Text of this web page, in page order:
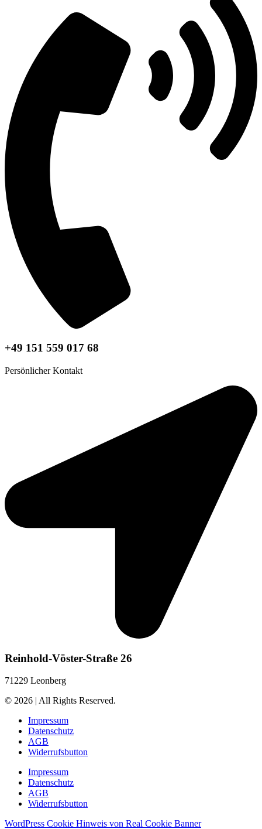
+49 151 559 017 68
Persönlicher Kontakt
Reinhold-Vöster-Straße 26
71229 Leonberg
© 2026 | All Rights Reserved.
Impressum
Datenschutz
AGB
Widerrufsbutton
Impressum
Datenschutz
AGB
Widerrufsbutton
WordPress Cookie Hinweis von Real Cookie Banner